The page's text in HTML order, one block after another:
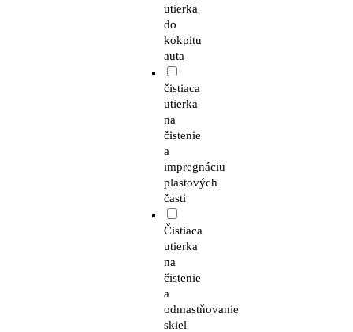
utierka
do
kokpitu
auta
čistiaca
utierka
na
čistenie
a
impregnáciu
plastových
časti
Čistiaca
utierka
na
čistenie
a
odmastňovanie
skiel